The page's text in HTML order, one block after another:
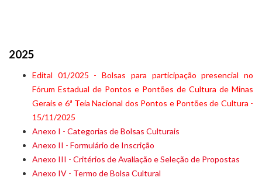
2025
Edital 01/2025 - Bolsas para participação presencial no
Fórum Estadual de Pontos e Pontões de Cultura de Minas
Gerais e 6ª Teia Nacional dos Pontos e Pontões de Cultura -
15/11/2025
Anexo I - Categorias de Bolsas Culturais
Anexo II - Formulário de Inscrição
Anexo III - Critérios de Avaliação e Seleção de Propostas
Anexo IV - Termo de Bolsa Cultural